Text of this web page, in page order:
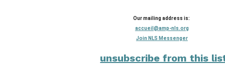
Our mailing address is:
accueil@amp-nls.org
Join NLS Messenger
unsubscribe from this